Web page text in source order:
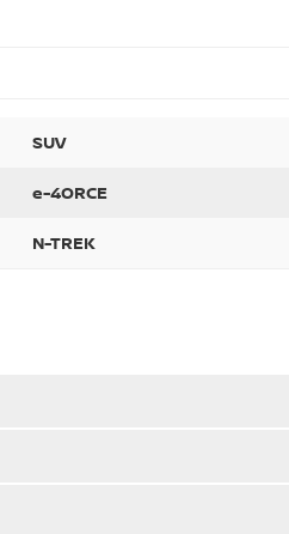
SUV
e-4ORCE
N-TREK